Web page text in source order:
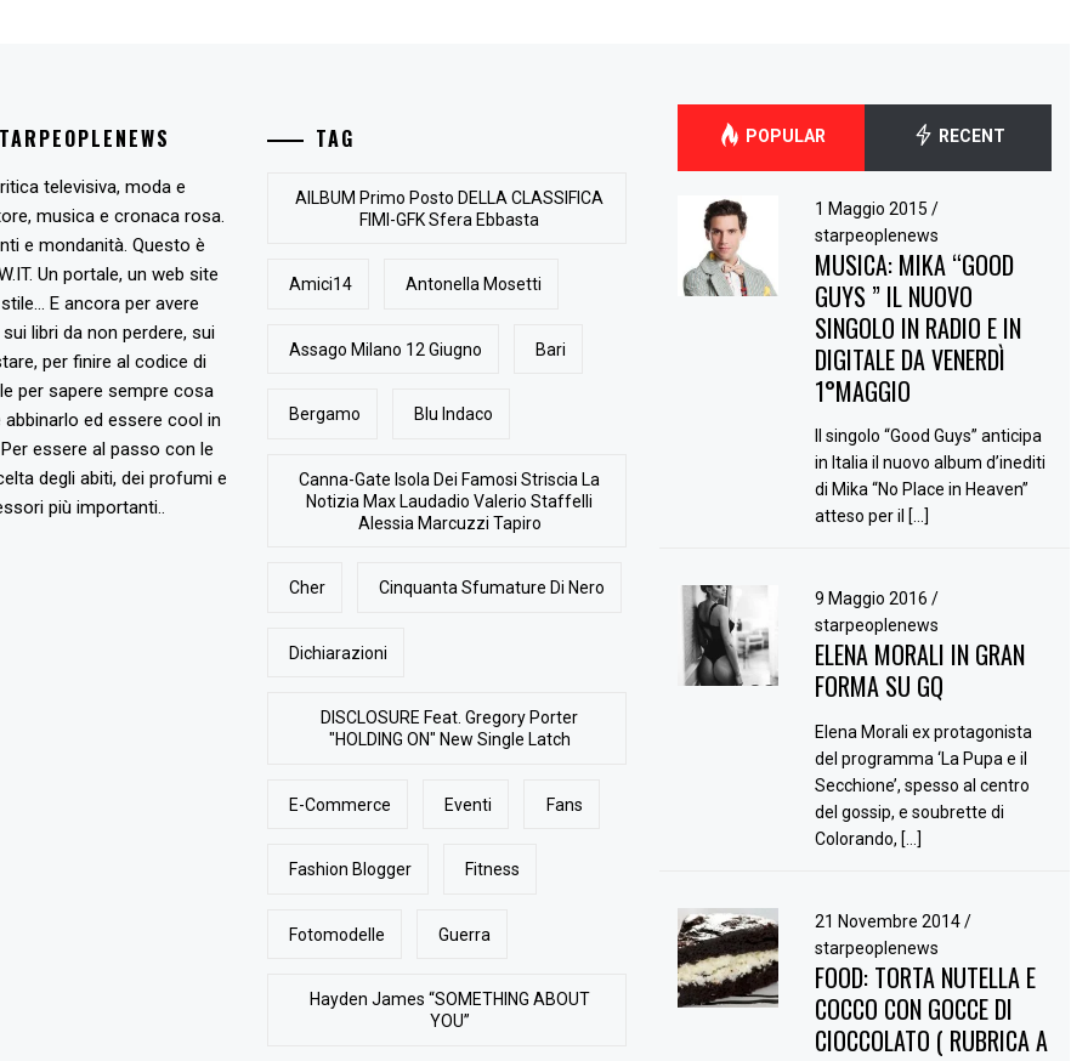
televisiva, moda e
musica e cronaca rosa.
e mondanità. Questo è
Un portale, un web site
E ancora per avere
libri da non perdere, sui
per finire al codice di
per sapere sempre cosa
ed essere cool in
essere al passo con le
degli abiti, dei profumi e
più importanti..
TAG
AlLBUM Primo Posto DELLA CLASSIFICA
FIMI-GFK Sfera Ebbasta
Amici14 Antonella Mosetti
Assago Milano 12 Giugno Bari
Bergamo Blu Indaco
Canna-Gate Isola Dei Famosi Striscia La
Notizia Max Laudadio Valerio Staffelli
Alessia Marcuzzi Tapiro
Cher Cinquanta Sfumature Di Nero
Dichiarazioni
DISCLOSURE Feat. Gregory Porter
"HOLDING ON" New Single Latch
E-Commerce Eventi Fans
Fashion Blogger Fitness
Fotomodelle Guerra
Hayden James “SOMETHING ABOUT
YOU”
POPULAR RECENT
1 Maggio 2015 /
starpeoplenews
MUSICA: MIKA “GOOD
GUYS ” IL NUOVO
SINGOLO IN RADIO E IN
DIGITALE DA VENERDÌ
1°MAGGIO
Il singolo “Good Guys” anticipa
in Italia il nuovo album d’inediti
di Mika “No Place in Heaven”
atteso per il […]
9 Maggio 2016 /
starpeoplenews
ELENA MORALI IN GRAN
FORMA SU GQ
Elena Morali ex protagonista
del programma ‘La Pupa e il
Secchione’, spesso al centro
del gossip, e soubrette di
Colorando, […]
21 Novembre 2014/
starpeoplenews
FOOD: TORTA NUTELLA E
COCCO CON GOCCE DI
CIOCCOLATO ( RUBRICA A